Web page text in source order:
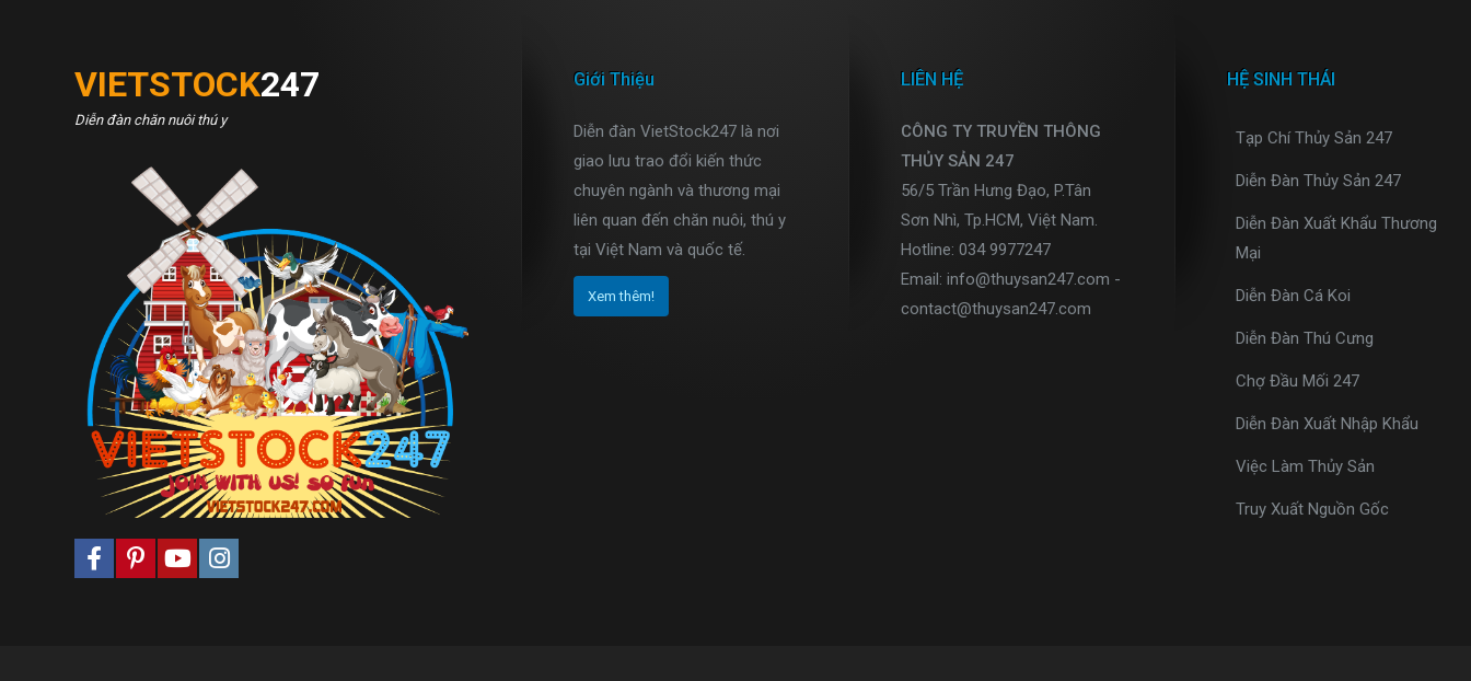
VIETSTOCK247
Diễn đàn chăn nuôi thú y
Giới Thiệu
Diễn đàn VietStock247 là nơi
giao lưu trao đổi kiến thức
chuyên ngành và thương mại
liên quan đến chăn nuôi, thú y
tại Việt Nam và quốc tế.
Xem thêm!
LIÊN HỆ
CÔNG TY TRUYỀN THÔNG
THỦY SẢN 247
56/5 Trần Hưng Đạo, P.Tân
Sơn Nhì, Tp.HCM, Việt Nam.
Hotline: 034 9977247
Email: info@thuysan247.com -
contact@thuysan247.com
HỆ SINH THÁI
Tạp Chí Thủy Sản 247
Diễn Đàn Thủy Sản 247
Diễn Đàn Xuất Khẩu Thương
Mại
Diễn Đàn Cá Koi
Diễn Đàn Thú Cưng
Chợ Đầu Mối 247
Diễn Đàn Xuất Nhập Khẩu
Việc Làm Thủy Sản
Truy Xuất Nguồn Gốc